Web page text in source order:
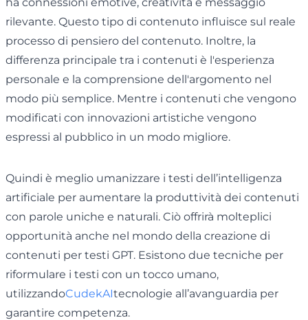
rilevante. Questo tipo di contenuto influisce sul reale
processo di pensiero del contenuto. Inoltre, la
differenza principale tra i contenuti è l'esperienza
personale e la comprensione dell'argomento nel
modo più semplice. Mentre i contenuti che vengono
modificati con innovazioni artistiche vengono
espressi al pubblico in un modo migliore.
Quindi è meglio umanizzare i testi dell’intelligenza
artificiale per aumentare la produttività dei contenuti
con parole uniche e naturali. Ciò offrirà molteplici
opportunità anche nel mondo della creazione di
contenuti per testi GPT. Esistono due tecniche per
riformulare i testi con un tocco umano,
utilizzandoCudekAItecnologie all’avanguardia per
garantire competenza.